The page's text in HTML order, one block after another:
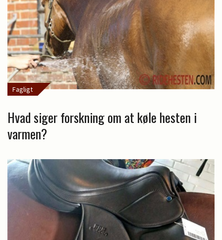
Fagligt
Hvad siger forskning om at køle hesten i
varmen?